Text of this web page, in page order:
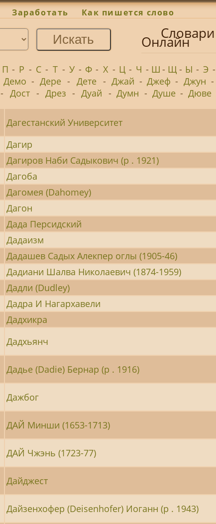
Заработать Как пишется слово
Словари
Онлайн
П - Р - С - Т - У - Ф - Х - Ц - Ч - Ш - Щ - Ы - Э -
Демо - Дере - Дете - Джай - Джеф - Джун -
- Дост - Дрез - Дуай - Думн - Душе - Дюве
Дагестанский Университет
Дагир
Дагиров Наби Садыкович (р . 1921)
Дагоба
Дагомея (Dahomey)
Дагон
Дада Персидский
Дадаизм
Дадашев Садых Алекпер оглы (1905-46)
Дадиани Шалва Николаевич (1874-1959)
Дадли (Dudley)
Дадра И Нагархавели
Дадхикра
Дадхьянч
Дадье (Dadie) Бернар (р . 1916)
Дажбог
ДАЙ Минши (1653-1713)
ДАЙ Чжэнь (1723-77)
Дайджест
Дайзенхофер (Deisenhofer) Иоганн (р . 1943)